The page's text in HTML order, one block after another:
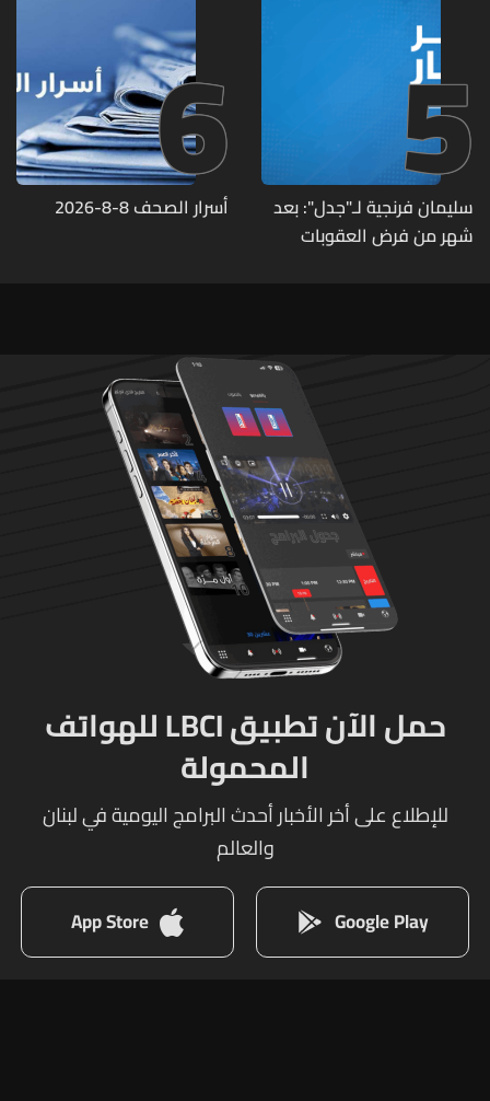
5
سليمان فرنجية لـ"جدل": بعد
شهر من فرض العقوبات
6
أسرار الصحف 8-8-2026
حمل الآن تطبيق LBCI للهواتف
المحمولة
للإطلاع على أخر الأخبار أحدث البرامج اليومية في لبنان
والعالم
Google Play
App Store